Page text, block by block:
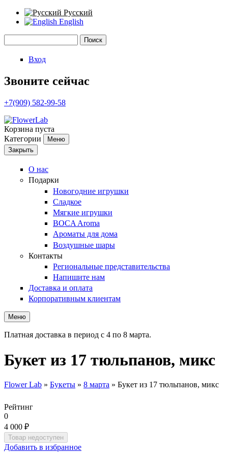
Русский
English
Вход
Звоните сейчас
+7(909) 582-99-58
Корзина пуста
Категории
Меню
Закрыть
О нас
Подарки
Новогодние игрушки
Сладкое
Мягкие игрушки
BOCA Aroma
Ароматы для дома
Воздушные шары
Контакты
Региональные представительства
Напишите нам
Доставка и оплата
Корпоративным клиентам
Меню
Платная доставка в период с 4 по 8 марта.
Букет из 17 тюльпанов, микс
Flower Lab » Букеты » 8 марта » Букет из 17 тюльпанов, микс
Рейтинг
0
4 000 ₽
Добавить в избранное